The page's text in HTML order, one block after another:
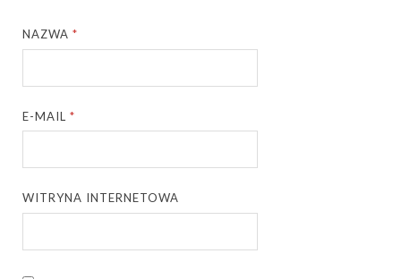
NAZWA*
E-MAIL*
WITRYNA INTERNETOWA